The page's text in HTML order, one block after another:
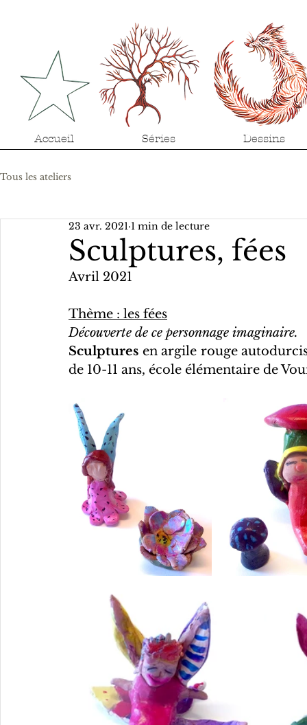
Tous les ateliers
Sculptures, fées
23 avr. 2021 1 min de lecture
Avril 2021
Thème : les fées
Découverte de ce personnage imaginaire.
Sculptures en argile rouge
de 10-11 ans, école élémentaire de
Accueil Séries Dessins